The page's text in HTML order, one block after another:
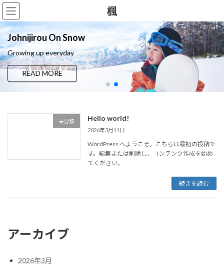
コ
ン
テ
ン
ツ
へ
ス
プ
ナ
ビ
ゲ
ー
シ
ョ
ン
動
楓
Johnijirou On Snow
Growing up everyday
READ MORE
未分類 Hello world!
2026年3月11日
WordPress へようこそ。こちらは最初の投稿で
す。編集または削除し、コンテンツ作成を始め
てください。
続きを読む
アーカイブ
2026年3月